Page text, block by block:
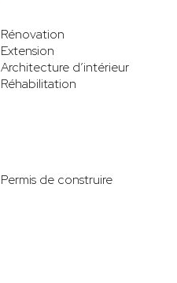
Rénovation
Extension
Architecture d’intérieur
Réhabilitation
Permis de construire